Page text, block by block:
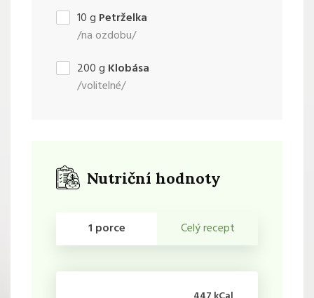
10g Petrželka
/na ozdobu/
200g Klobása
/volitelné/
Nutriční hodnoty
1 porce Celý recept